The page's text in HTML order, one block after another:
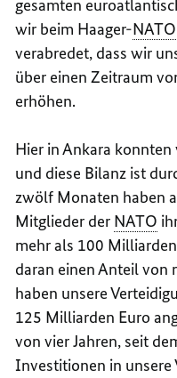
gesamten
wir beim Haager-NATO
verabredet, dass wir
über einen Zeitraum
erhöhen.
Hier in Ankara
und diese Bilanz ist
zwölf Monaten haben
Mitglieder der NATO
mehr als 100
daran einen Anteil von
haben unsere
125 Milliarden Euro
von vier Jahren, seit
Investitionen in unsere